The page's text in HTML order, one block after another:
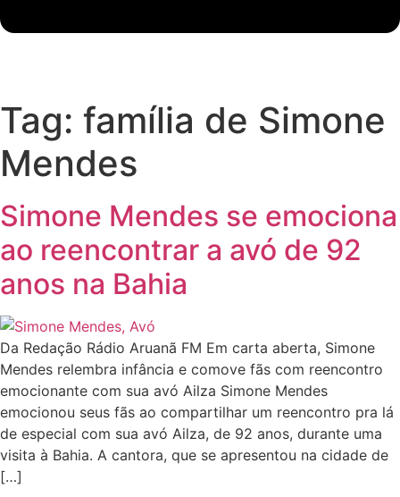
Tag: família de Simone
Mendes
Simone Mendes se emociona
ao reencontrar a avó de 92
anos na Bahia
Da Redação Rádio Aruanã FM Em carta aberta, Simone
Mendes relembra infância e comove fãs com reencontro
emocionante com sua avó Ailza Simone Mendes
emocionou seus fãs ao compartilhar um reencontro pra lá
de especial com sua avó Ailza, de 92 anos, durante uma
visita à Bahia. A cantora, que se apresentou na cidade de
[…]